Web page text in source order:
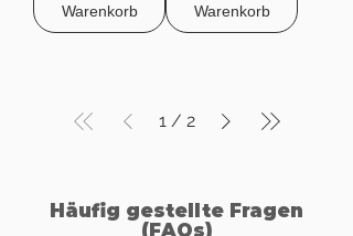
Warenkorb
Warenkorb
1 / 2
Häufig gestellte Fragen
(FAQs)